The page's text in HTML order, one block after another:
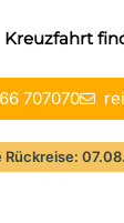
Kreuzfahrt
707070
Rückreise: